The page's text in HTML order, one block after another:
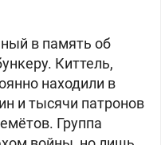
в память об
Киттель,
находили в
и тысячи патронов
Группа